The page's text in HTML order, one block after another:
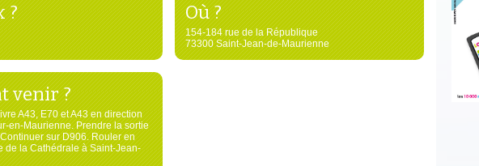
? Où ?
154-184 rue de la République
73300 Saint-Jean-de-Maurienne
venir ?
A43, E70 et A43 en direction
en-Maurienne. Prendre la sortie
sur D906. Rouler en
de la Cathédrale à Saint-Jean-